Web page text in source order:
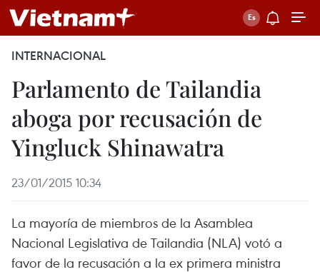
INTERNACIONAL
Parlamento de Tailandia
aboga por recusación de
Yingluck Shinawatra
23/01/2015 10:34
La mayoría de miembros de la Asamblea
Nacional Legislativa de Tailandia (NLA) votó a
favor de la recusación a la ex primera ministra